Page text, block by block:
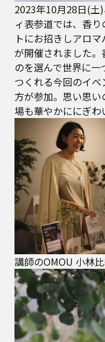
2023年10月28日(土
ィ表参道では、香
トにお招きしアロ
が開催されました
のを選んで世界に
つくれる今回のイ
方が参加。思い思
場も華やかににぎわ
講師のOMOU 小林